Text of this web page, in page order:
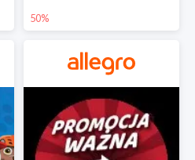
50%